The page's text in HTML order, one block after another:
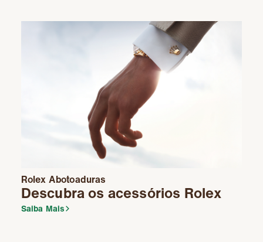
Rolex Abotoaduras
Descubra os acessórios Rolex
Saiba Mais